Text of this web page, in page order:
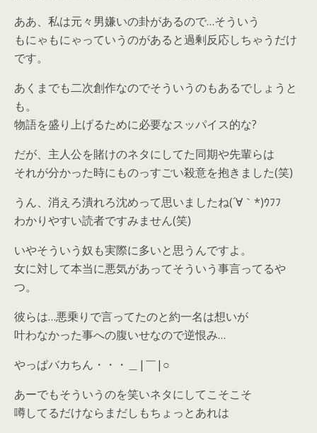
ああ、私は元々男嫌いの卦があるので…そういう
もにゃもにゃっていうのがあると過剰反応しちゃうだけ
です。
あくまでも二次創作なのでそういうのもあるでしょうと
も。
物語を盛り上げるために必要なスッパイス的な?
だが、主人公を賭けのネタにしてた同期や先輩らは
それが分かった時にものっすごい殺意を抱きました(笑)
うん、消えろ潰れろ沈めって思いましたね(´∀｀*)ｳﾌﾌ
わかりやすい読者ですみません(笑)
いやそういう奴も実際に多いと思うんですよ。
女に対して本当に悪気があってそういう事言ってるや
つ。
彼らは…悪乗りで言ってたのと約一名は想いが
叶わなかった事への腹いせなので逆恨み…
やっぱバカちん・・・＿|￣|○
あーでもそういうのを笑いネタにしてこそこそ
噂してるだけならまだしもちょっとあれは